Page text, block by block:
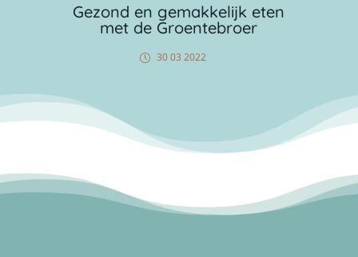
Gezond en gemakkelijk eten
met de Groentebroer
30 03 2022